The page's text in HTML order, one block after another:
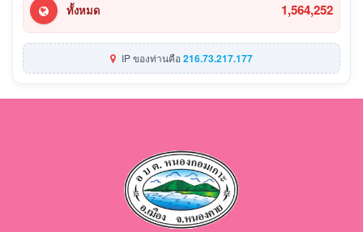
ทั้งหมด 1,564,252
IP ของท่านคือ216.73.217.177